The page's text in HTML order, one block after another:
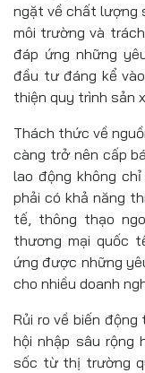
ngặt về chất lượng
môi trường và
đáp ứng những
đầu tư đáng kể
thiện quy trình sản
Thách thức về
càng trở nên cấp
lao động không
phải có khả năng
tế, thông thạo
thương mại quốc
ứng được những
cho nhiều doanh
Rủi ro về biến
hội nhập sâu rộng
sốc từ thị trường